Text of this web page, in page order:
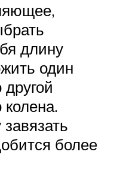
длину
один
другой
более